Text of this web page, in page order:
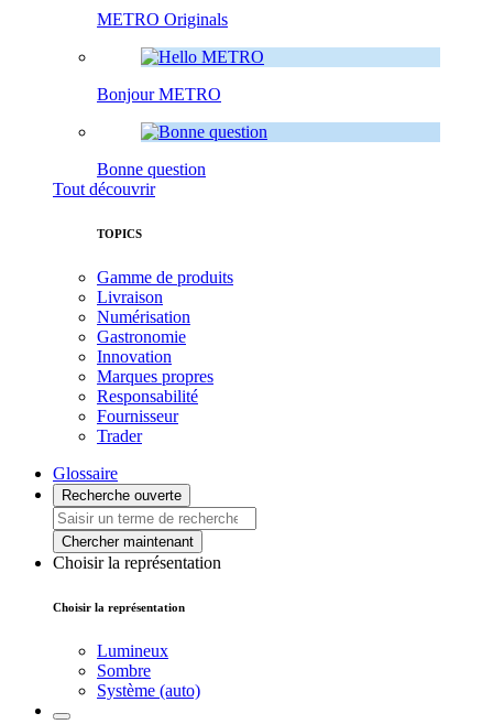
METRO Originals
Bonjour METRO
Bonne question
Tout découvrir
TOPICS
Gamme de produits
Livraison
Numérisation
Gastronomie
Innovation
Marques propres
Responsabilité
Fournisseur
Trader
Glossaire
Recherche ouverte
Chercher maintenant
Choisir la représentation
Choisir la représentation
Lumineux
Sombre
Système (auto)